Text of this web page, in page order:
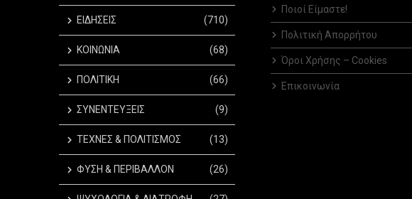
ΕΙΔΗΣΕΙΣ (710)
ΚΟΙΝΩΝΙΑ (68)
ΠΟΛΙΤΙΚΗ (66)
ΣΥΝΕΝΤΕΥΞΕΙΣ (9)
ΤΕΧΝΕΣ & ΠΟΛΙΤΙΣΜΟΣ (13)
ΦΥΣΗ & ΠΕΡΙΒΑΛΛΟΝ (26)
Ποιοί Είμαστε!
Πολιτική Απορρήτου
Όροι Χρήσης – Cookies
Επικοινωνία